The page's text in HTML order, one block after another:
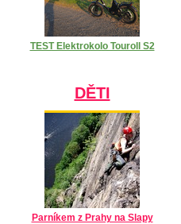
TEST Elektrokolo Touroll S2
DĚTI
Parníkem z Prahy na Slapy